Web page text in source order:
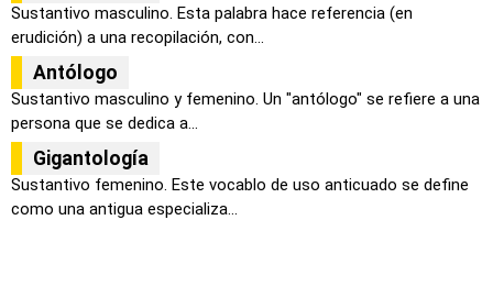
Sustantivo masculino. Esta palabra hace referencia (en
erudición) a una recopilación, con...
Antólogo
Sustantivo masculino y femenino. Un "antólogo" se refiere a una
persona que se dedica a...
Gigantología
Sustantivo femenino. Este vocablo de uso anticuado se define
como una antigua especializa...